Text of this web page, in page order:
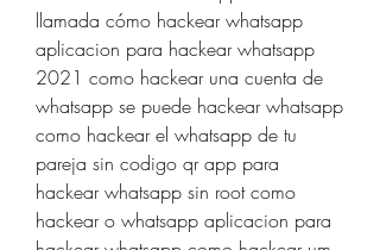
llamada cómo hackear whatsapp
aplicacion para hackear whatsapp
2021 como hackear una cuenta de
whatsapp se puede hackear whatsapp
como hackear el whatsapp de tu
pareja sin codigo qr app para
hackear whatsapp sin root como
hackear o whatsapp aplicacion para